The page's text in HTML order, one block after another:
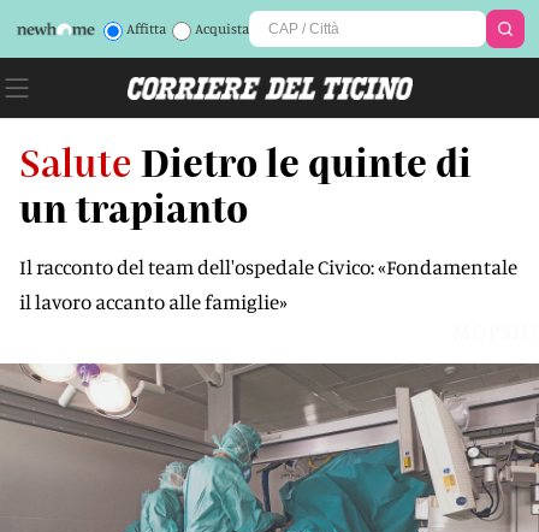
Affitta Acquista
Salute Dietro le quinte di
un trapianto
Il racconto del team dell'ospedale Civico: «Fondamentale
il lavoro accanto alle famiglie»